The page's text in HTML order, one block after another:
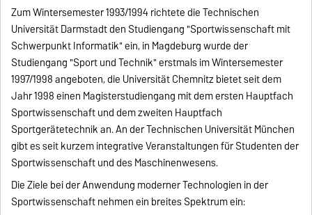
Zum Wintersemester 1993/1994 richtete die Technischen
Universität Darmstadt den Studiengang "Sportwissenschaft mit
Schwerpunkt Informatik" ein, in Magdeburg wurde der
Studiengang "Sport und Technik" erstmals im Wintersemester
1997/1998 angeboten, die Universität Chemnitz bietet seit dem
Jahr 1998 einen Magisterstudiengang mit dem ersten Hauptfach
Sportwissenschaft und dem zweiten Hauptfach
Sportgerätetechnik an. An der Technischen Universität München
gibt es seit kurzem integrative Veranstaltungen für Studenten der
Sportwissenschaft und des Maschinenwesens.
Die Ziele bei der Anwendung moderner Technologien in der
Sportwissenschaft nehmen ein breites Spektrum ein: